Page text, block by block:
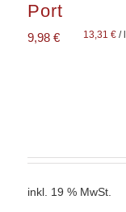
Port
9,98 € 13,31€ /
inkl. 19 % MwSt.